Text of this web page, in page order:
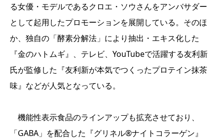
る女優・モデルであるクロエ・ソウさんをアンバサダー
として起用したプロモーションを展開している。そのほ
か、独自の「酵素分解法」により抽出・エキス化した
『金のハトムギ』、テレビ、YouTubeで活躍する友利新
氏が監修した『友利新が本気でつくったプロテイン抹茶
味』などが人気となっている。
機能性表示食品のラインアップも拡充させており、
「GABA」を配合した『グリネル®ナイトコラーゲン』